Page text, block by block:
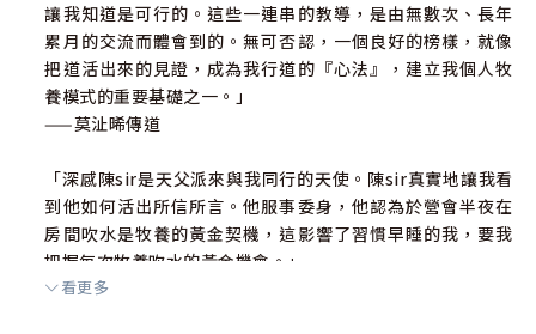
讓我知道是可行的。這些一連串的教導，是由無數次、長年
累月的交流而體會到的。無可否認，一個良好的榜樣，就像
把道活出來的見證，成為我行道的『心法』，建立我個人牧
養模式的重要基礎之一。」
——莫沚晞傳道
「深感陳sir是天父派來與我同行的天使。陳sir真實地讓我看
到他如何活出所信所言。他服事委身，他認為於營會半夜在
房間吹水是牧養的黃金契機，這影響了習慣早睡的我，要我
把握每次牧養吹水的黃金機會。」
——張仲賢牧師
看更多